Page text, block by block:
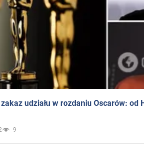
udziału w rozdaniu Oscarów: od
9